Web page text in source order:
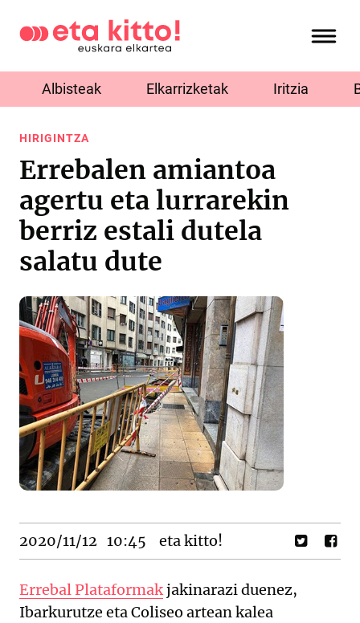
Albisteak Elkarrizketak Iritzia
HIRIGINTZA
Errebalen amiantoa
agertu eta lurrarekin
berriz estali dutela
salatu dute
2020/11/12 10:45 eta kitto!
Errebal Plataformakjakinarazi duenez,
Ibarkurutze eta Coliseo artean kalea